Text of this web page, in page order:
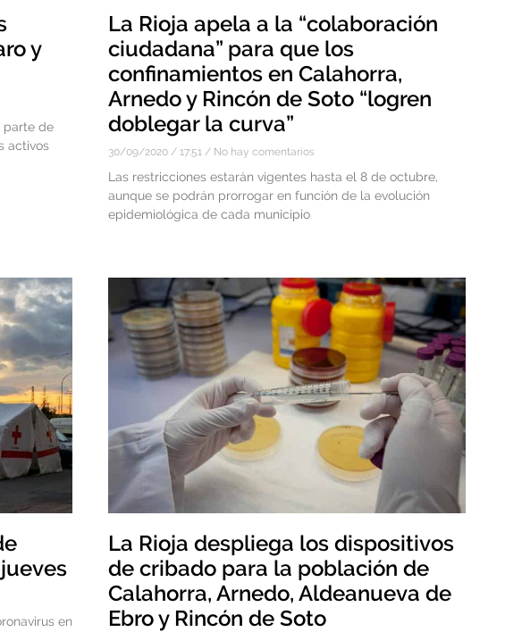
y
parte de
activos
La Rioja apela a la “colaboración
ciudadana” para que los
confinamientos en Calahorra,
Arnedo y Rincón de Soto “logren
doblegar la curva”
30/09/2020 17:51 No hay comentarios
Las restricciones estarán vigentes hasta el 8 de octubre,
aunque se podrán prorrogar en función de la evolución
epidemiológica de cada municipio
en
La Rioja despliega los dispositivos
de cribado para la población de
Calahorra, Arnedo, Aldeanueva de
Ebro y Rincón de Soto